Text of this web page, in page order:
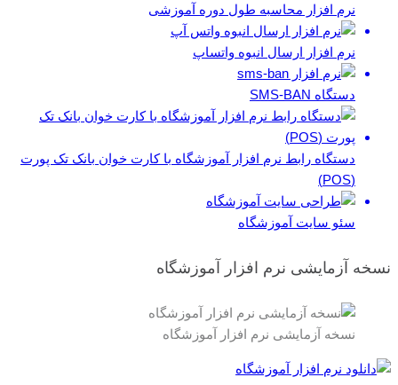
نرم افزار محاسبه طول دوره آموزشی
نرم افزار ارسال انبوه واتساپ
دستگاه SMS-BAN
دستگاه رابط نرم افزار آموزشگاه با کارت خوان بانک تک پورت
(POS)
سئو سایت آموزشگاه
نسخه آزمایشی نرم افزار آموزشگاه
نسخه آزمایشی نرم افزار آموزشگاه